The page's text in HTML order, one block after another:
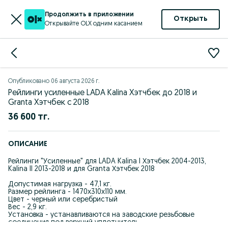
Продолжить в приложении
Открывайте OLX одним касанием
Открыть
Опубликовано 06 августа 2026 г.
Рейлинги усиленные LADA Kalina Хэтчбек до 2018 и
Granta Хэтчбек с 2018
36 600 тг.
ОПИСАНИЕ
Рейлинги "Усиленные" для LADA Kalina I Хэтчбек 2004-2013,
Kalina II 2013-2018 и для Granta Хэтчбек 2018
Допустимая нагрузка - 47,1 кг.
Размер рейлинга - 1470х310х110 мм.
Цвет - черный или серебристый
Вес - 2,9 кг.
Установка - устанавливаются на заводские резьбовые
соединения под верхний уплотнитель.